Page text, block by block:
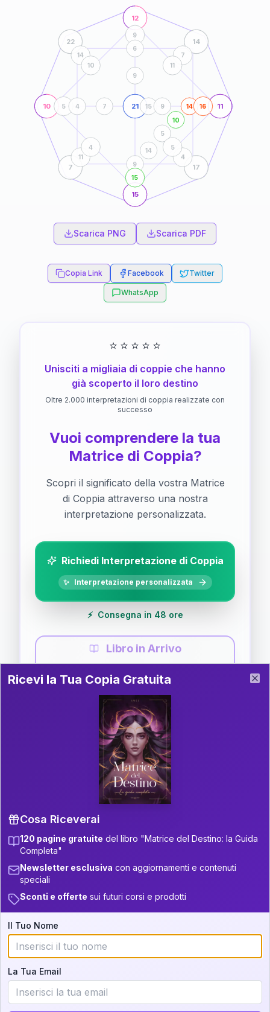
10
12
11
15
21
22 14
7 17
9
14
5
10
14
5
9
16
15
4
6
15 9
7
9
14
10
7
11
11
4
4
5
Scarica PNG Scarica PDF
Copia Link Facebook Twitter
WhatsApp
⭐ ⭐ ⭐ ⭐ ⭐
Unisciti a migliaia di coppie che hanno
già scoperto il loro destino
Oltre 2.000 interpretazioni di coppia realizzate con
successo
Vuoi comprendere la tua
Matrice di Coppia?
Scopri il significato della vostra Matrice
di Coppia attraverso una nostra
interpretazione personalizzata.
Richiedi Interpretazione di Coppia
✨ Interpretazione personalizzata
⚡ Consegna in 48 ore
Libro in Arrivo
Guida completa di Coppia
Il libro è in fase di scrittura. Iscriviti alla newsletter
per ricevere aggiornamenti!
P.S. Interpretazione parziale
gratuita
Scorri più in basso per vedere
un'interpretazione parziale gratuita della tua
Iscriviti alla newsletter per ricevere
aggiornamenti quando sarà disponibile.
Cosa scoprirete nella vostra
interpretazione:
💕 Come rafforzare la vostra unione
Ricevi la Tua Copia Gratuita del Libro
Ricevi la Tua Copia Gratuita
Cosa Riceverai
120 pagine gratuite del libro "Matrice del Destino: la Guida
Completa"
Newsletter esclusiva con aggiornamenti e contenuti
speciali
Sconti e offerte sui futuri corsi e prodotti
Il Tuo Nome
La Tua Email